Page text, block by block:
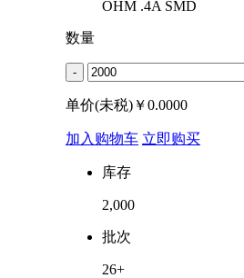
OHM .4A SMD
数量
-
单价(未税)￥0.0000
加入购物车 立即购买
库存
2,000
批次
26+